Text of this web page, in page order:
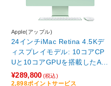
Apple(アップル)
24インチiMac Retina 4.5Kデ
ィスプレイモデル: 10コアCP
Uと10コアGPUを搭載したAp
ple M4チップ, 16GB, 256GB
SSD - グリーン グリーン MW
¥289,800 (税込)
2,898ポイントサービス